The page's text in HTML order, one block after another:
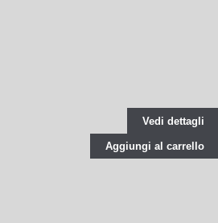
Vedi dettagli
Aggiungi al carrello